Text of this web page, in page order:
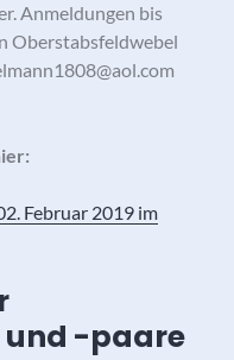
Anmeldungen bis
Oberstabsfeldwebel
Februar 2019 im
-paare